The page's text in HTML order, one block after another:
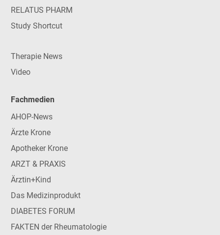
RELATUS PHARM
Study Shortcut
Therapie News
Video
Fachmedien
AHOP-News
Ärzte Krone
Apotheker Krone
ARZT & PRAXIS
Ärztin+Kind
Das Medizinprodukt
DIABETES FORUM
FAKTEN der Rheumatologie